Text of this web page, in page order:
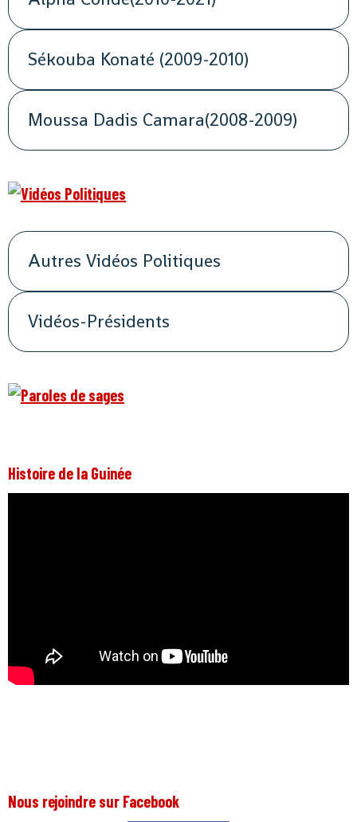
Sékouba Konaté (2009-2010)
Moussa Dadis Camara(2008-2009)
Autres Vidéos Politiques
Vidéos-Présidents
Histoire de la Guinée
Nous rejoindre sur Facebook